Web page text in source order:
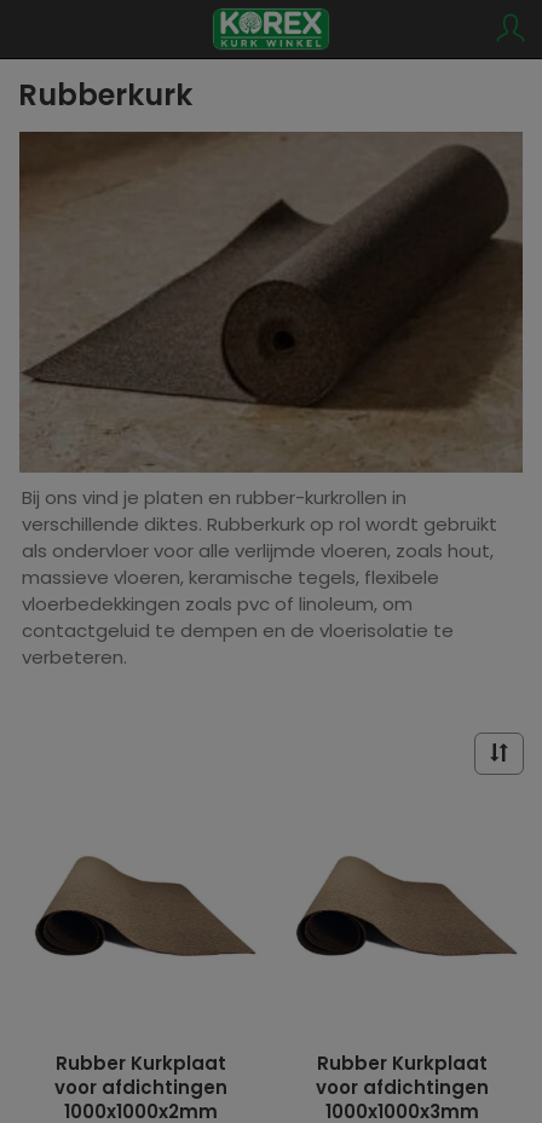
Rubberkurk
Bij ons vind je platen en rubber-kurkrollen in
verschillende diktes. Rubberkurk op rol wordt gebruikt
als ondervloer voor alle verlijmde vloeren, zoals hout,
massieve vloeren, keramische tegels, flexibele
vloerbedekkingen zoals pvc of linoleum, om
contactgeluid te dempen en de vloerisolatie te
verbeteren.
Rubber Kurkplaat
voor afdichtingen
1000x1000x2mm
Rubber Kurkplaat
voor afdichtingen
1000x1000x3mm